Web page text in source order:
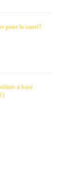
pour la santé?
à base